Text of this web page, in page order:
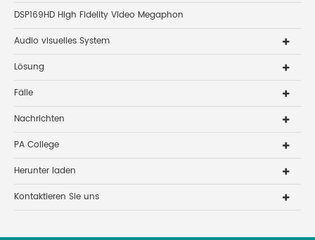
DSP169HD High Fidelity Video Megaphon
Audio visuelles System
Lösung
Fälle
Nachrichten
PA College
Herunter laden
Kontaktieren Sie uns